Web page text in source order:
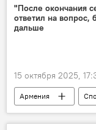
"После окончания
ответил на вопрос,
дальше
15 октября 2025,
Армения
Новости Армения